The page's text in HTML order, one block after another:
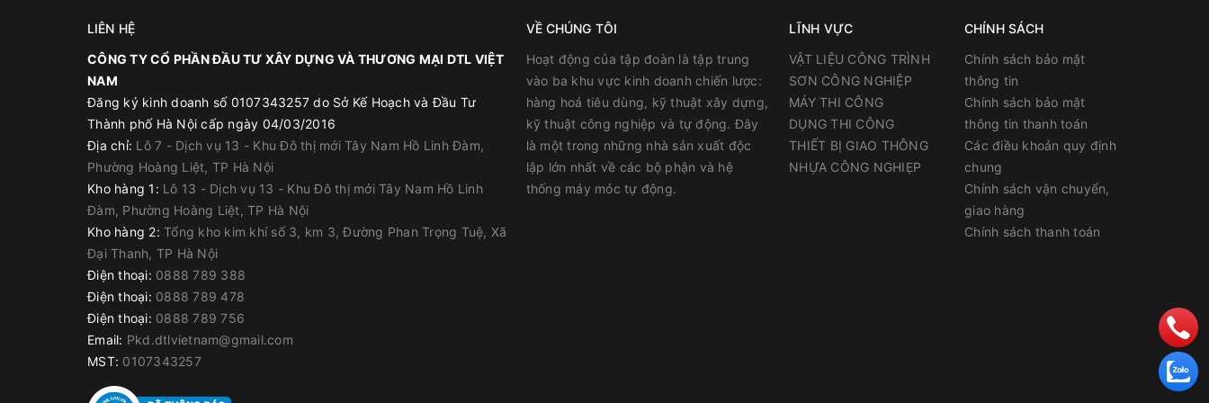
sàn tầng hầm, đường hầm, cống, vách thang máy và nhiều công trình xây dựng khác.
LIÊN HỆ
CÔNG TY CỔ PHẦN ĐẦU TƯ XÂY DỰNG VÀ THƯƠNG MẠI DTL VIỆT
NAM
Đăng ký kinh doanh số 0107343257 do Sở Kế Hoạch và Đầu Tư
Thành phố Hà Nội cấp ngày 04/03/2016
Địa chỉ: Lô 7 - Dịch vụ 13 - Khu Đô thị mới Tây Nam Hồ Linh Đàm,
Phường Hoàng Liệt, TP Hà Nội
Kho hàng 1: Lô 13 - Dịch vụ 13 - Khu Đô thị mới Tây Nam Hồ Linh
Đàm, Phường Hoàng Liệt, TP Hà Nội
Kho hàng 2: Tổng kho kim khí số 3, km 3, Đường Phan Trọng Tuệ, Xã
Đại Thanh, TP Hà Nội
Điện thoại: 0888 789 388
Điện thoại: 0888 789 478
Điện thoại: 0888 789 756
Email: Pkd.dtlvietnam@gmail.com
MST: 0107343257
VỀ CHÚNG TÔI
Hoạt động của tập đoàn là tập trung
vào ba khu vực kinh doanh chiến lược:
hàng hoá tiêu dùng, kỹ thuật xây dựng,
kỹ thuật công nghiệp và tự động. Đây
là một trong những nhà sản xuất độc
lập lớn nhất về các bộ phận và hệ
thống máy móc tự động.
LĨNH VỰC
VẬT LIỆU CÔNG TRÌNH
SƠN CÔNG NGHIỆP
MÁY THI CÔNG
DỤNG THI CÔNG
THIẾT BỊ GIAO THÔNG
NHỰA CÔNG NGHIẸP
CHÍNH SÁCH
Chính sách bảo mật
thông tin
Chính sách bảo mật
thông tin thanh toán
Các điều khoản quy định
chung
Chính sách vận chuyển,
giao hàng
Chính sách thanh toán